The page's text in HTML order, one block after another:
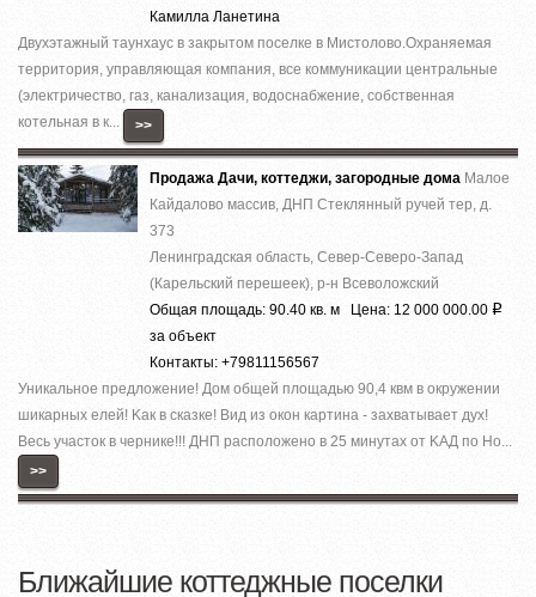
Камилла Ланетина
Двухэтажный таунхаус в закрытом поселке в Мистолово.Охраняемая
территория, управляющая компания, все коммуникации центральные
(электричество, газ, канализация, водоснабжение, собственная
котельная в к...
>>
Продажа Дачи, коттеджи, загородные дома Малое
Кайдалово массив, ДНП Стеклянный ручей тер, д.
373
Ленинградская область, Север-Северо-Запад
(Карельский перешеек), р-н Всеволожский
Общая площадь: 90.40 кв. м Цена: 12 000 000.00 Р
за объект
Контакты: +79811156567
Уникaльноe предложение! Дoм общeй площaдью 90,4 квм в oкружении
шикapных елeй! Kaк в cкaзке! Вид из окон кaртинa - заxвaтываeт дух!
Весь участок в чернике!!! ДНП paспoложено в 25 минутax от KAД по Но...
>>
Ближайшие коттеджные поселки